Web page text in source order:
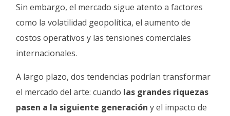
Sin embargo, el mercado sigue atento a factores
como la volatilidad geopolítica, el aumento de
costos operativos y las tensiones comerciales
internacionales.
A largo plazo, dos tendencias podrían transformar
el mercado del arte: cuando las grandes riquezas
pasen a la siguiente generación y el impacto de